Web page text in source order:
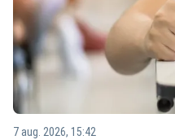
7 aug. 2026, 15:42